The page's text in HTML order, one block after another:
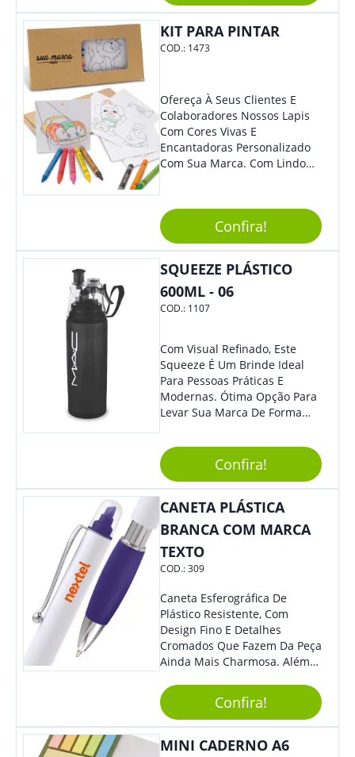
KIT PARA PINTAR
COD.: 1473
Ofereça À Seus Clientes E
Colaboradores Nossos Lapis
Com Cores Vivas E
Encantadoras Personalizado
Com Sua Marca. Com Lindo
Perfeito, Não É?!
Confira!
SQUEEZE PLÁSTICO
600ML - 06
COD.: 1107
Com Visual Refinado, Este
Squeeze É Um Brinde Ideal
Para Pessoas Práticas E
Modernas. Ótima Opção Para
Levar Sua Marca De Forma
Sua Empresa Em Eventos,
Reuniões Corporativas Ou Até
Mesmo Para Presentear
Colaboradores E Parceiros De
Sua Empresa.
Confira!
CANETA PLÁSTICA
BRANCA COM MARCA
TEXTO
COD.:309
Caneta Esferográfica De
Plástico Resistente, Com
Design Fino E Detalhes
Cromados Que Fazem Da Peça
Ainda Mais Charmosa. Além
Seu Acionamento É Por Giro.
Perfeita Para Diversas
Ocasiões Do Dia A Dia.
Confira!
MINI CADERNO A6